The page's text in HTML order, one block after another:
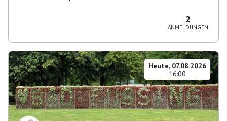
2
ANMELDUNGEN
Heute, 07.08.2026
16:00